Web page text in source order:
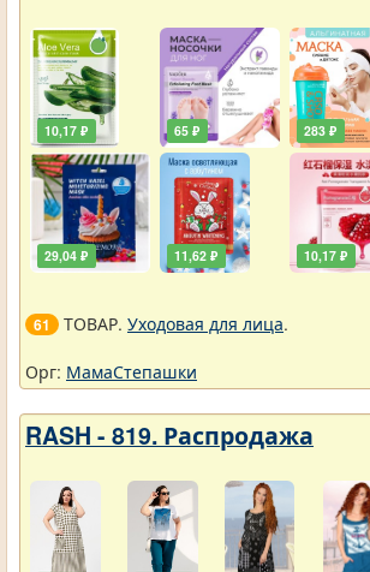
10,17 ₽
29,04 ₽
65 ₽
11,62 ₽
283 ₽
10,17 ₽
61 ТОВАР. Уходовая для лица.
Орг: МамаСтепашки
RASH - 819. Распродажа